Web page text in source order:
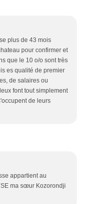
plus de 43 mois
pour confirmer et
que le 10 o/o sont très
es qualité de premier
de salaires ou
font tout simplement
de leurs
appartient au
ma sœur Kozorondji